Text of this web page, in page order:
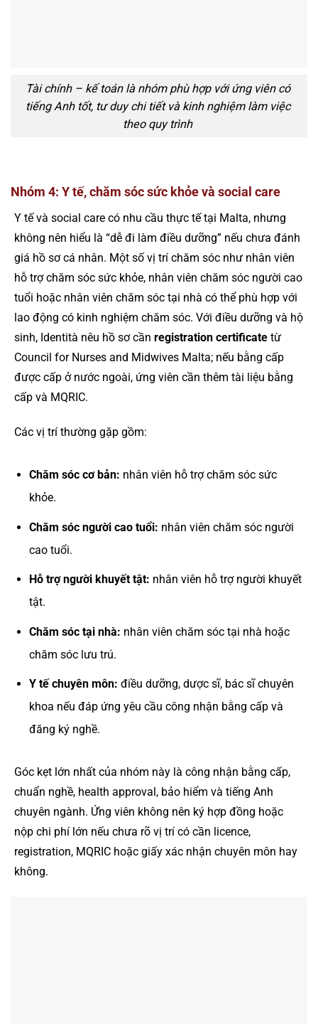
Tài chính – kế toán là nhóm phù hợp với ứng viên có
tiếng Anh tốt, tư duy chi tiết và kinh nghiệm làm việc
theo quy trình
Nhóm 4: Y tế, chăm sóc sức khỏe và social care
Y tế và social care có nhu cầu thực tế tại Malta, nhưng
không nên hiểu là “dễ đi làm điều dưỡng” nếu chưa đánh
giá hồ sơ cá nhân. Một số vị trí chăm sóc như nhân viên
hỗ trợ chăm sóc sức khỏe, nhân viên chăm sóc người cao
tuổi hoặc nhân viên chăm sóc tại nhà có thể phù hợp với
lao động có kinh nghiệm chăm sóc. Với điều dưỡng và hộ
sinh, Identità nêu hồ sơ cần registration certificate từ
Council for Nurses and Midwives Malta; nếu bằng cấp
được cấp ở nước ngoài, ứng viên cần thêm tài liệu bằng
cấp và MQRIC.
Các vị trí thường gặp gồm:
Chăm sóc cơ bản: nhân viên hỗ trợ chăm sóc sức
khỏe.
Chăm sóc người cao tuổi: nhân viên chăm sóc người
cao tuổi.
Hỗ trợ người khuyết tật: nhân viên hỗ trợ người khuyết
tật.
Chăm sóc tại nhà: nhân viên chăm sóc tại nhà hoặc
chăm sóc lưu trú.
Y tế chuyên môn: điều dưỡng, dược sĩ, bác sĩ chuyên
khoa nếu đáp ứng yêu cầu công nhận bằng cấp và
đăng ký nghề.
Góc kẹt lớn nhất của nhóm này là công nhận bằng cấp,
chuẩn nghề, health approval, bảo hiểm và tiếng Anh
chuyên ngành. Ứng viên không nên ký hợp đồng hoặc
nộp chi phí lớn nếu chưa rõ vị trí có cần licence,
registration, MQRIC hoặc giấy xác nhận chuyên môn hay
không.